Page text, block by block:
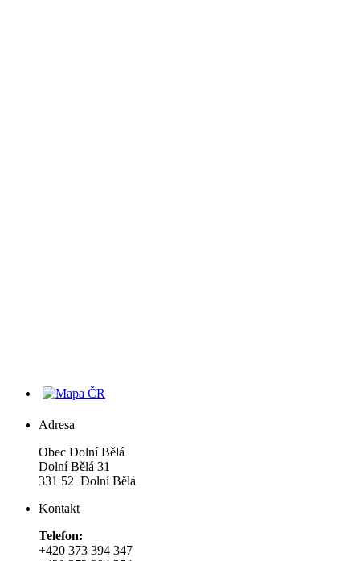
Adresa
Obec Dolní Bělá
Dolní Bělá 31
331 52 Dolní Bělá
Kontakt
Telefon:
+420 373 394 347